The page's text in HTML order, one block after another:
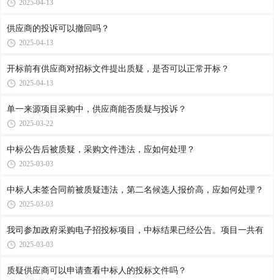
2025-04-13
供应商的投诉可以撤回吗？
2025-04-13
开标前有供应商对招标文件提出质疑，是否可以正常开标？
2025-04-13
单一来源项目采购中，供应商能否质疑与投诉？
2025-03-22
中标公告后被质疑，采购文件违法，应如何处理？
2025-03-03
中标人未签合同前被质疑违法，第二名候选人报价高，应如何处理？
2025-03-03
我司参加政府采购电子招投标项目，中标结果已经公告。项目一共有
2025-03-03
质疑供应商可以申请查看中标人的投标文件吗？